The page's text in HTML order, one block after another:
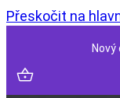
Přeskočit na